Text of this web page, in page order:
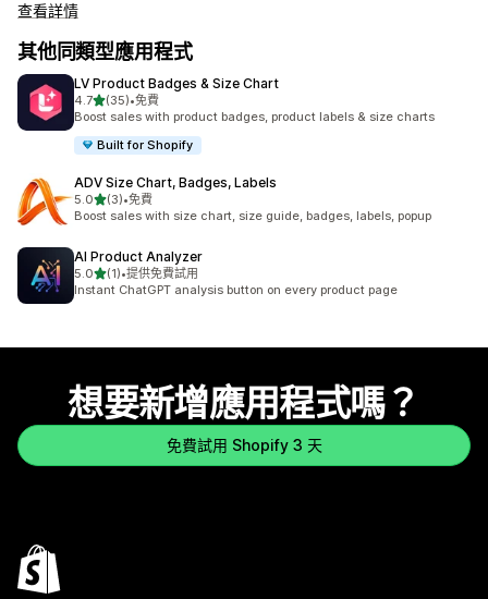
查看詳情
其他同類型應用程式
LV Product Badges & Size Chart
4.7滿分 5 顆星
(35)
共有 35 則評價
•免費
Boost sales with product badges, product labels & size charts
Built for Shopify
ADV Size Chart, Badges, Labels
5.0滿分 5 顆星
(3)
共有 3 則評價
•免費
Boost sales with size chart, size guide, badges, labels, popup
AI Product Analyzer
5.0滿分 5 顆星
(1)
共有 1 則評價
•提供免費試用
Instant ChatGPT analysis button on every product page
想要新增應用程式嗎？
免費試用 Shopify 3 天